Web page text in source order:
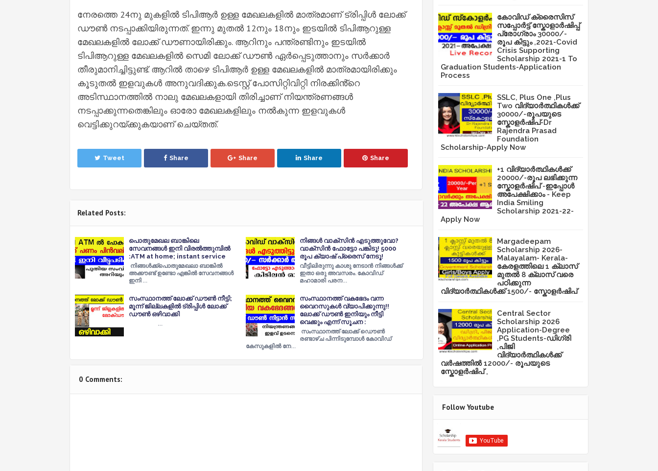
നേരത്തെ 24നു മുകളിൽ ടിപിആര്‍ ഉള്ള മേഖലകളിൽ മാത്രമാണ് ട്രിപ്പിള്‍ ലോക്ക്
ഡൗൺ നടപ്പാക്കിയിരുന്നത്. ഇന്നു മുതൽ 12നും 18നും ഇടയിൽ ടിപിആറുള്ള
മേഖലകളിൽ ലോക്ക് ഡൗണായിരിക്കും. ആറിനും പന്ത്രണ്ടിനും ഇടയിൽ
ടിപിആറുള്ള മേഖലകളിൽ സെമി ലോക്ക് ഡൗൺ ഏര്‍പ്പെടുത്താനും സര്‍ക്കാര്‍
തീരുമാനിച്ചിട്ടുണ്ട്. ആറിൽ താഴെ ടിപിആര്‍ ഉള്ള മേഖലകളിൽ മാത്രമായിരിക്കും
കൂടുതൽ ഇളവുകള്‍ അനുവദിക്കുക.ടെസ്റ്റ് പോസിറ്റിവിറ്റി നിരക്കിൻ്റെ
അടിസ്ഥാനത്തിൽ നാലു മേഖലകളായി തിരിച്ചാണ് നിയന്ത്രണങ്ങള്‍
നടപ്പാക്കുന്നതെങ്കിലും ഓരോ മേഖലകളിലും നല്‍കുന്ന ഇളവുകള്‍
വെട്ടിക്കുറയ്ക്കുകയാണ് ചെയ്തത്.
Tweet Share Share Share Share
Related Posts:
പൊതുമേഖല ബാങ്കിലെ
സേവനങ്ങൾ ഇനി വിരൽത്തുമ്പിൽ
:ATM at home; instant service
നിങ്ങൾക്ക്പൊതുമേഖലാ ബാങ്കിൽ
അക്കൗണ്ട് ഉണ്ടോ എങ്കിൽ സേവനങ്ങൾ
ഇനി …
നിങ്ങൾ വാക്സിൻ എടുത്തുവോ?
വാക്സിൻ ഫോട്ടോ പങ്കിടൂ! 5000
രൂപ ക്യാഷ് പ്രൈസ് നേടൂ!
വീട്ടിലിരുന്നു കാശു നേടാൻ നിങ്ങൾക്ക്
ഇതാ ഒരു അവസരം. കോവിഡ്
മഹാമാരി പരന…
സംസ്ഥാനത്ത് ലോക്ക് ഡൗൺ നീട്ടി;
മൂന്ന് ജില്ലകളിൽ ട്രിപ്പിൾ ലോക്ക്
ഡൗൺ ഒഴിവാക്കി
…
സംസ്ഥാനത്ത് വകഭേദം വന്ന
വൈറസുകൾ വ്യാപിക്കുന്നു!!
ലോക്ക് ഡൗൺ ഇനിയും നീട്ടി
വെക്കും എന്ന് സൂചന :
സംസ്ഥാനത്ത് ലോക്ക് ഡൌൺ
രണ്ടാഴ്ച പിന്നിടുമ്പോൾ കോവിഡ്
കേസുകളിൽ നേ…
0 Comments:
കോവിഡ് ക്രൈസിസ്
സപ്പോർട്ട് സ്കോളാർഷിപ്പ്
പ്രോഗ്രാം 30000/-
രൂപ കിട്ടും ,2021-Covid
Crisis Supporting
Scholarship 2021-1 To
Graduation Students-Application
Process
SSLC, Plus One ,Plus
Two വിദ്യാർത്ഥികൾക്ക്
30000/-രൂപയുടെ
സ്കോളർഷിപ്-Dr
Rajendra Prasad
Foundation
Scholarship-Apply Now
+1 വിദ്യാർത്ഥികൾക്ക്
20000/-രൂപ ലഭിക്കുന്ന
സ്കോളർഷിപ് -ഇപ്പോൾ
അപേക്ഷിക്കാം - Keep
India Smiling
Scholarship 2021-22-
Apply Now
Margadeepam
Scholarship 2026-
Malayalam- Kerala-
കേരളത്തിലെ 1 ക്ലാസ്
മുതൽ 8 ക്ലാസ് വരെ
പഠിക്കുന്ന
വിദ്യാർത്ഥികൾക്ക് 1500/- സ്കോളർഷിപ്
Central Sector
Scholarship 2026
Application-Degree
,PG Students-ഡിഗ്രി
,പിജി
വിദ്യാർത്ഥികൾക്ക്
വർഷത്തിൽ 12000/- രൂപയുടെ
സ്കോളർഷിപ് ,
Follow Youtube